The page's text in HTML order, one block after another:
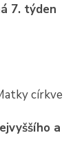
7. týden
církve
a